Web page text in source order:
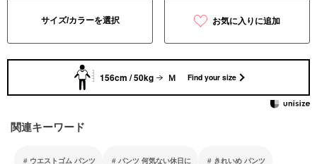
サイズ/カラーを選択 お気に入りに追加
156cm / 50kg Ｍ Find your size
関連キーワード
ウエストゴム パンツ パンツ 何気ない休日に きれいめ パンツ